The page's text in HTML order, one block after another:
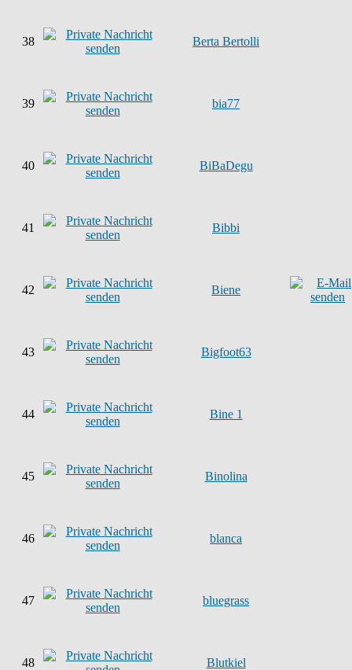
38 Berta Bertolli
39 bia77
40 BiBaDegu
41 Bibbi
42 Biene
43 Bigfoot63
44 Bine 1
45 Binolina
46 blanca
47 bluegrass
48 Blutkiel